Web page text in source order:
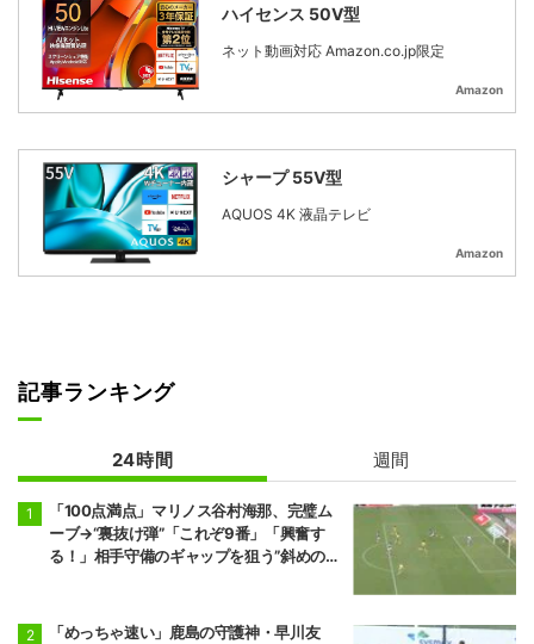
ハイセンス 50V型
ネット動画対応 Amazon.co.jp限定
Amazon
シャープ 55V型
AQUOS 4K 液晶テレビ
Amazon
記事ランキング
24時間 週間
「100点満点」マリノス谷村海那、完璧ム
ーブ→“裏抜け弾”「これぞ9番」「興奮す
る！」相手守備のギャップを狙う”斜めの抜
「めっちゃ速い」鹿島の守護神・早川友